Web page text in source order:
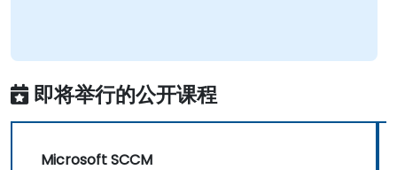
即将举行的公开课程
Microsoft SCCM